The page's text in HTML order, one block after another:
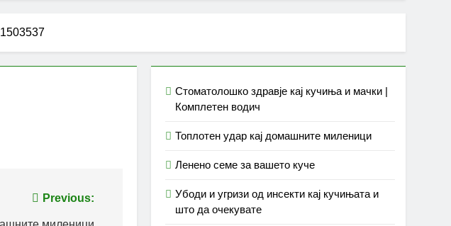
Previous:
Стоматолошко здравје кај кучиња и мачки |
Комплетен водич
Топлотен удар кај домашните миленици
Ленено семе за вашето куче
Убоди и угризи од инсекти кај кучињата и
што да очекувате